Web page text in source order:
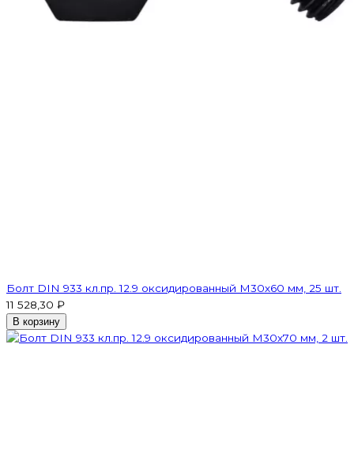
Болт DIN 933 кл.пр. 12.9 оксидированный M30х60 мм, 25 шт.
11 528,30 ₽
В корзину